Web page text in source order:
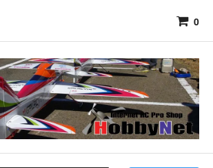
0